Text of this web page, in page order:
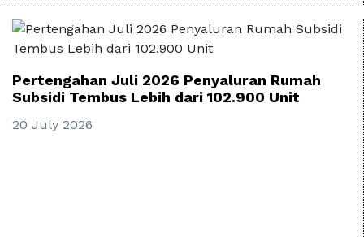
Pertengahan Juli 2026 Penyaluran Rumah
Subsidi Tembus Lebih dari 102.900 Unit
20 July 2026